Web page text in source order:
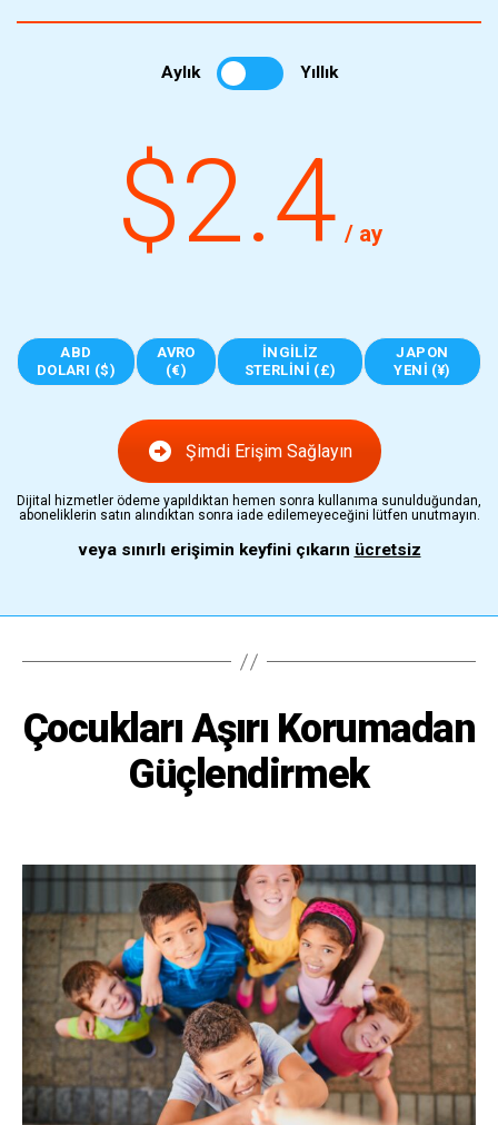
Aylık Yıllık
$2.4 / ay
ABD
DOLARI ($)
AVRO
(€)
İNGILIZ
STERLINI (£)
JAPON
YENI (¥)
Şimdi Erişim Sağlayın
Dijital hizmetler ödeme yapıldıktan hemen sonra kullanıma sunulduğundan,
aboneliklerin satın alındıktan sonra iade edilemeyeceğini lütfen unutmayın.
veya sınırlı erişimin keyfini çıkarın ücretsiz
Çocukları Aşırı Korumadan
Güçlendirmek